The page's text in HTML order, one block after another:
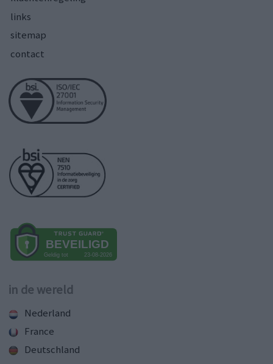
links
sitemap
contact
in de wereld
Nederland
France
Deutschland